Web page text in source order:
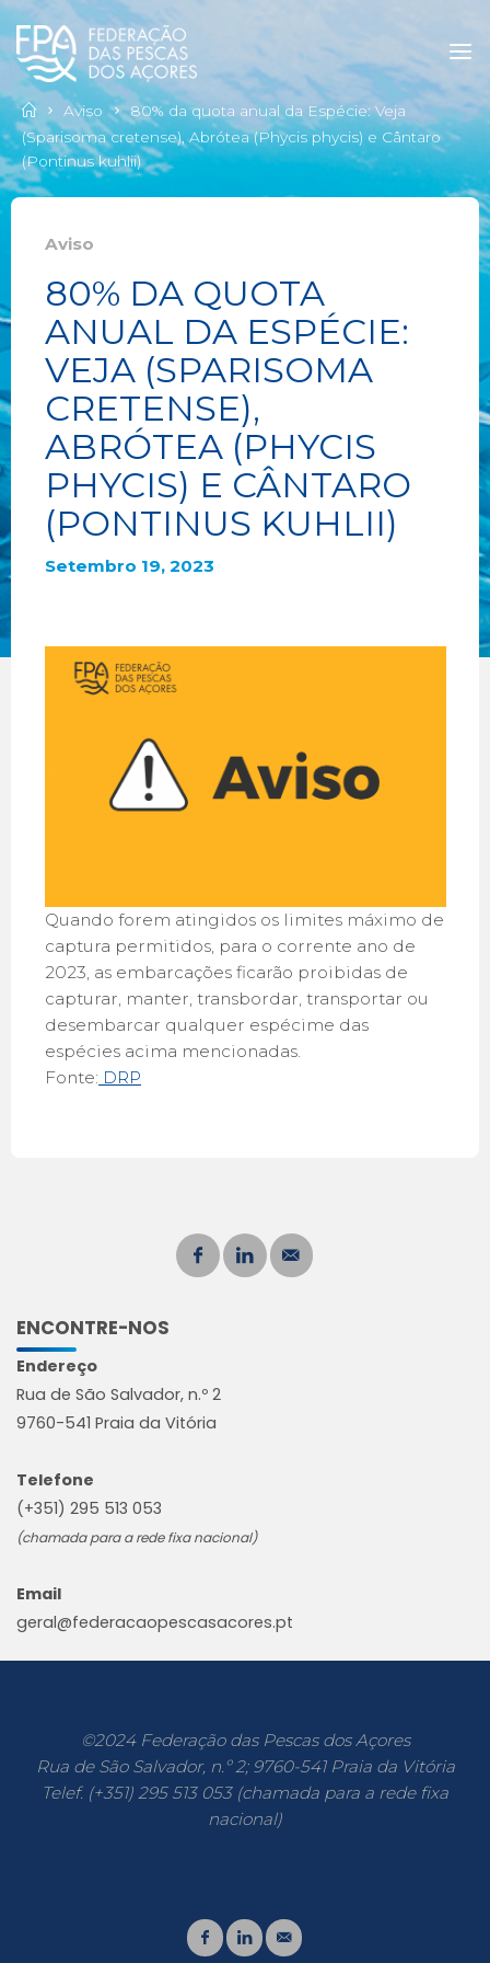
Aviso
80% da quota anual da Espécie: Veja
(Sparisoma cretense), Abrótea (Phycis phycis) e Cântaro
(Pontinus kuhlii)
Aviso
80% DA QUOTA
ANUAL DA ESPÉCIE:
VEJA (SPARISOMA
CRETENSE),
ABRÓTEA (PHYCIS
PHYCIS) E CÂNTARO
(PONTINUS KUHLII)
Setembro 19, 2023
Quando forem atingidos os limites máximo de
captura permitidos, para o corrente ano de
2023, as embarcações ficarão proibidas de
capturar, manter, transbordar, transportar ou
desembarcar qualquer espécime das
espécies acima mencionadas.
Fonte: DRP
ENCONTRE-NOS
Endereço
Rua de São Salvador, n.º 2
9760-541 Praia da Vitória
Telefone
(+351) 295 513 053
(chamada para a rede fixa nacional)
Email
geral@federacaopescasacores.pt
©2024 Federação das Pescas dos Açores
Rua de São Salvador, n.º 2; 9760-541 Praia da Vitória
Telef. (+351) 295 513 053 (chamada para a rede fixa
nacional)